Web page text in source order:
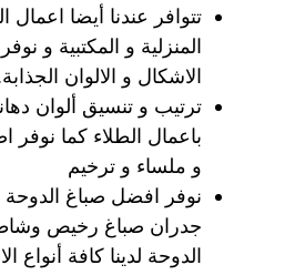
تتوافر عندنا أيضا اعمال
المنزلية و المكتبية و
الاشكال و الالوان
ترتيب و تنسيق ألوان
باعمال الطلاء كما نوفر
و ملساء و ترخيم
نوفر افضل صباغ
جدران صباغ رخيص
الدوحة لدينا كافة أنواع